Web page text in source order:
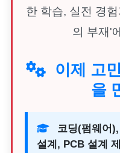
한 학습, 실전 경
의 부재'
이제 고
을
코딩(펌웨어
설계, PCB 설계